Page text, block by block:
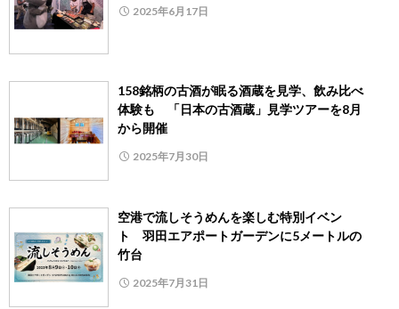
2025年6月17日
158銘柄の古酒が眠る酒蔵を見学、飲み比べ
体験も 「日本の古酒蔵」見学ツアーを8月
から開催
2025年7月30日
空港で流しそうめんを楽しむ特別イベン
ト 羽田エアポートガーデンに5メートルの
竹台
2025年7月31日